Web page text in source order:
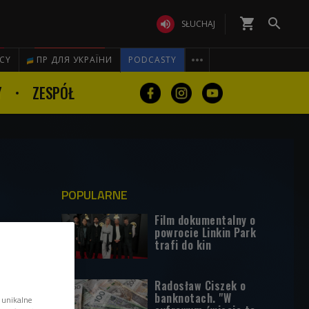
 SŁUCHAJ shopping_cart 
ПР ДЛЯ УКРАЇНИ PODCASTY 
ZESPÓŁ
POPULARNE
Film dokumentalny o
powrocie Linkin Park
trafi do kin
Radosław Ciszek o
banknotach. "W